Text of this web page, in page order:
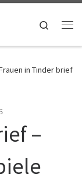
Search
in Tinder brief
–